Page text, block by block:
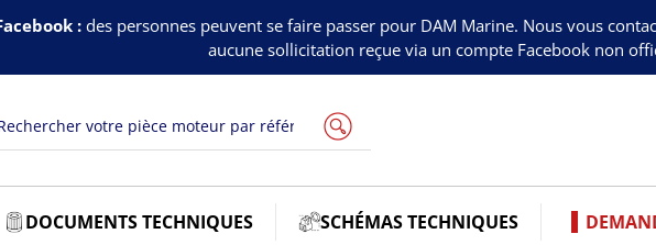
:des personnes peuvent se faire passer pour DAM Marine. Nous vous
aucune sollicitation reçue via un compte Facebook non
DOCUMENTS TECHNIQUES SCHÉMAS TECHNIQUES